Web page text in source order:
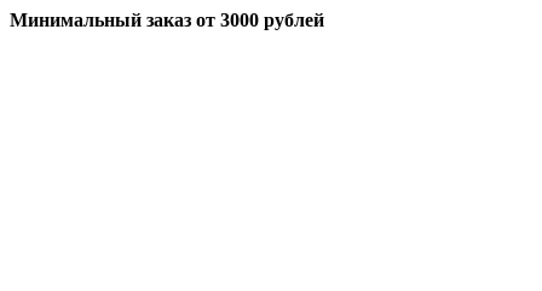
Минимальный заказ от 3000 рублей